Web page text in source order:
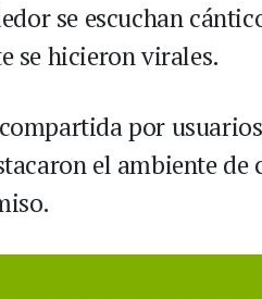
se escuchan
se hicieron virales.
por
el ambiente de